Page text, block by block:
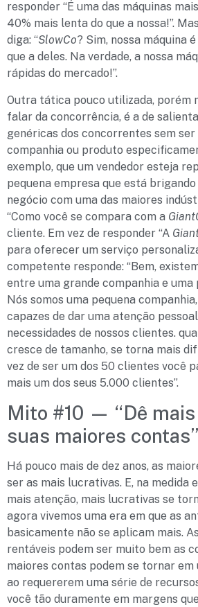
responder “É uma das máquinas
40% mais lenta do que a nossa!”.
diga: “SlowCo? Sim, nossa máquina
que a deles. Na verdade, a nossa
rápidas do mercado!”.
Outra tática pouco utilizada, porém
falar da concorrência, é a de
genéricas dos concorrentes sem
companhia ou produto
exemplo, que um vendedor esteja
pequena empresa que está
negócio com uma das maiores
“Como você se compara com a
cliente. Em vez de responder “A
para oferecer um serviço
competente responde: “Bem,
entre uma grande companhia e uma
Nós somos uma pequena
capazes de dar uma atenção
necessidades de nossos clientes.
cresce de tamanho, se torna mais
vez de ser um dos 50 clientes você
mais um dos seus 5.000 clientes”.
Mito #10 — “Dê
suas maiores contas”
Há pouco mais de dez anos, as
ser as mais lucrativas. E, na medida
mais atenção, mais lucrativas se
agora vivemos uma era em que as
basicamente não se aplicam mais.
rentáveis podem ser muito bem as
maiores contas podem se tornar em
ao requererem uma série de
você tão duramente em margens